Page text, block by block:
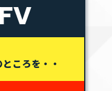
ころを・・